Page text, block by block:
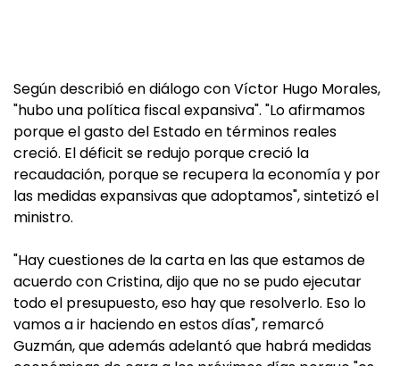
Según describió en diálogo con Víctor Hugo Morales,
"hubo una política fiscal expansiva". "Lo afirmamos
porque el gasto del Estado en términos reales
creció. El déficit se redujo porque creció la
recaudación, porque se recupera la economía y por
las medidas expansivas que adoptamos", sintetizó el
ministro.
"Hay cuestiones de la carta en las que estamos de
acuerdo con Cristina, dijo que no se pudo ejecutar
todo el presupuesto, eso hay que resolverlo. Eso lo
vamos a ir haciendo en estos días", remarcó
Guzmán, que además adelantó que habrá medidas